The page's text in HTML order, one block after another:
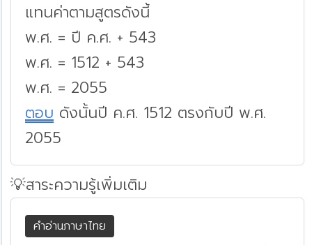
แทนค่าตามสูตรดังนี้
พ.ศ. = ปี ค.ศ. + 543
พ.ศ. = 1512 + 543
พ.ศ. = 2055
ตอบ ดังนั้นปี ค.ศ. 1512 ตรงกับปี พ.ศ.
2055
💡สาระความรู้เพิ่มเติม
คำอ่านภาษาไทย